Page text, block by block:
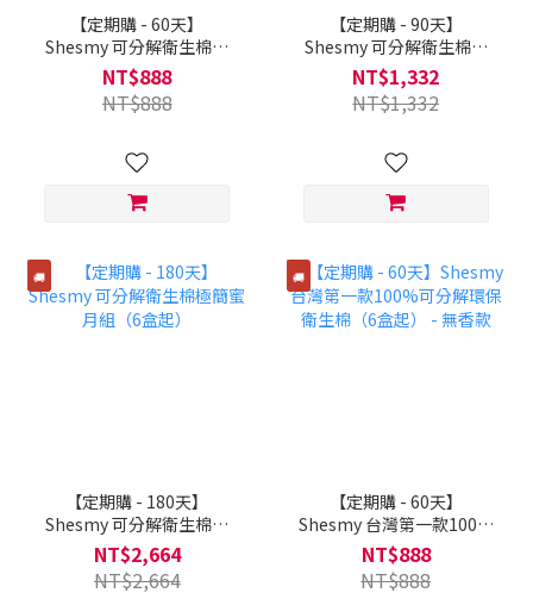
【定期購 - 60天】
Shesmy 可分解衛生棉極
簡蜜月組（2盒起）
NT$888
NT$888
【定期購 - 90天】
Shesmy 可分解衛生棉極
簡蜜月組（3盒起）
NT$1,332
NT$1,332
🚚
【定期購 - 180天】
Shesmy 可分解衛生棉極
簡蜜月組（6盒起）
NT$2,664
NT$2,664
🚚
【定期購 - 60天】
Shesmy 台灣第一款100%
可分解環保衛生棉（6盒
起） - 無香款
NT$888
NT$888